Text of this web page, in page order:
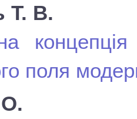
Т. В.
поля